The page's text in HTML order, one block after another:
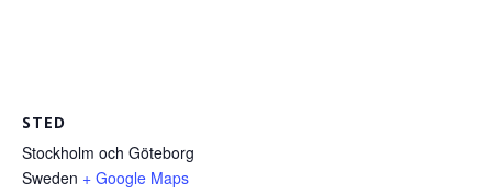
STED
Stockholm och Göteborg
Sweden + Google Maps